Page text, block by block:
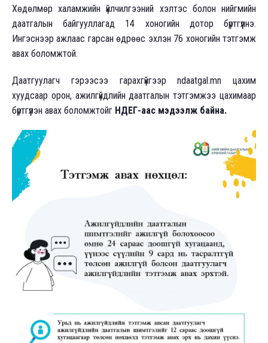
Хөдөлмөр халамжийн үйлчилгээний хэлтэс болон нийгмийн
даатгалын байгууллагад 14 хоногийн дотор бүртгүүлнэ.
Ингэснээр ажлаас гарсан өдрөөс эхлэн 76 хоногийн тэтгэмж
авах боломжтой.
Даатгуулагч гэрээсээ гарахгүйгээр ndaatgal.mn цахим
хуудсаар орон, ажилгүйдлийн даатгалын тэтгэмжээ цахимаар
бүртгүүлэн авах боломжтойг НДЕГ-аас мэдээлж байна.